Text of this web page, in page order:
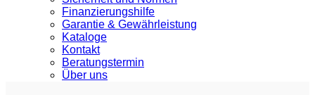
Finanzierungshilfe
Garantie & Gewährleistung
Kataloge
Kontakt
Beratungstermin
Über uns